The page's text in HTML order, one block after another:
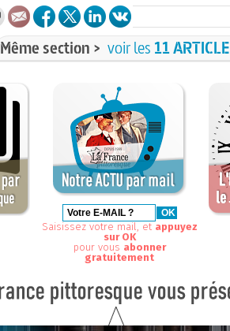
Même section > voir les 11
Saisissez votre mail, et appuyez
sur OK
pour vous abonner
gratuitement